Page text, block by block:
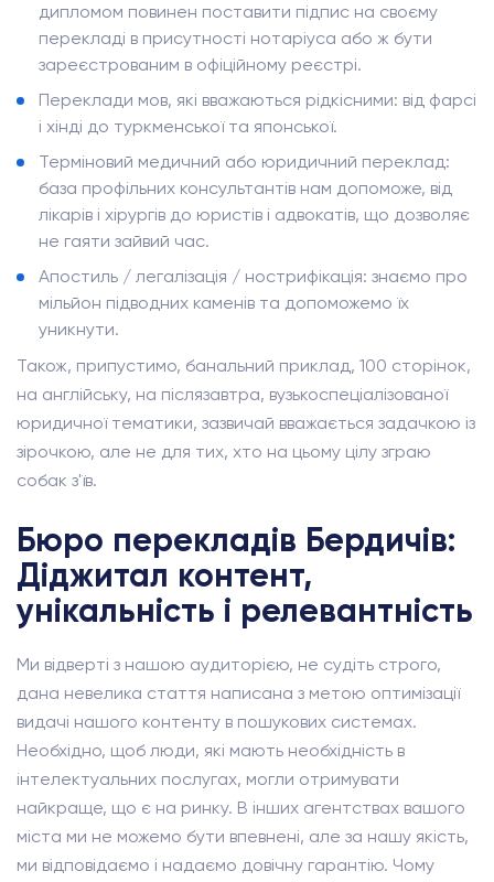
дипломом повинен поставити підпис на своєму
перекладі в присутності нотаріуса або ж бути
зареєстрованим в офіційному реєстрі.
Переклади мов, які вважаються рідкісними: від фарсі
і хінді до туркменської та японської.
Терміновий медичний або юридичний переклад:
база профільних консультантів нам допоможе, від
лікарів і хірургів до юристів і адвокатів, що дозволяє
не гаяти зайвий час.
Апостиль / легалізація / нострифікація: знаємо про
мільйон підводних каменів та допоможемо їх
уникнути.
Також, припустимо, банальний приклад, 100 сторінок,
на англійську, на післязавтра, вузькоспеціалізованої
юридичної тематики, зазвичай вважається задачкою із
зірочкою, але не для тих, хто на цьому цілу зграю
собак з'їв.
Бюро перекладів Бердичів:
Діджитал контент,
унікальність і релевантність
Ми відверті з нашою аудиторією, не судіть строго,
дана невелика стаття написана з метою оптимізації
видачі нашого контенту в пошукових системах.
Необхідно, щоб люди, які мають необхідність в
інтелектуальних послугах, могли отримувати
найкраще, що є на ринку. В інших агентствах вашого
міста ми не можемо бути впевнені, але за нашу якість,
ми відповідаємо і надаємо довічну гарантію. Чому